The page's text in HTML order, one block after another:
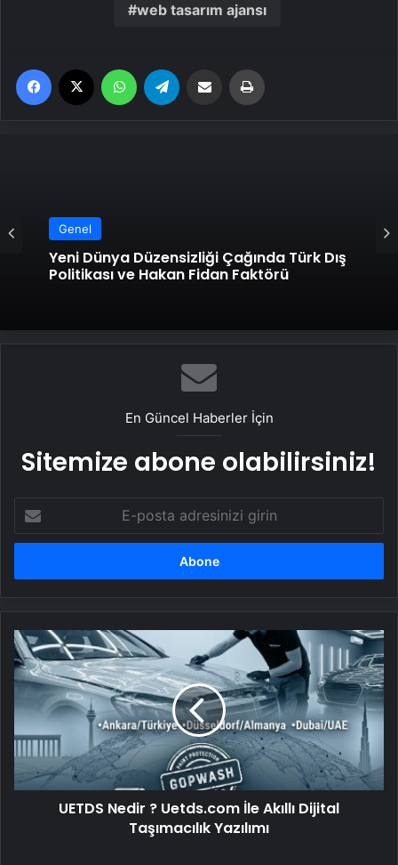
web tasarım ajansı
Facebook WhatsApp Email'den paylaş
Genel
Yeni Dünya Düzensizliği Çağında Türk Dış
Politikası ve Hakan Fidan Faktörü
En Güncel Haberler İçin
Sitemize abone olabilirsiniz!
posta
adresinizi
UETDS
Nedir
Uetds.com
İle
Akıllı
Taşımacılık
Yazılımı
UETDS Nedir ? Uetds.com İle Akıllı Dijital
Taşımacılık Yazılımı